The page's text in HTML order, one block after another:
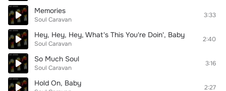
Memories
Soul Caravan
3:33
Hey, Hey, Hey, What's This You're Doin', Baby
Soul Caravan
2:40
So Much Soul
Soul Caravan
3:16
Hold On, Baby 2:27